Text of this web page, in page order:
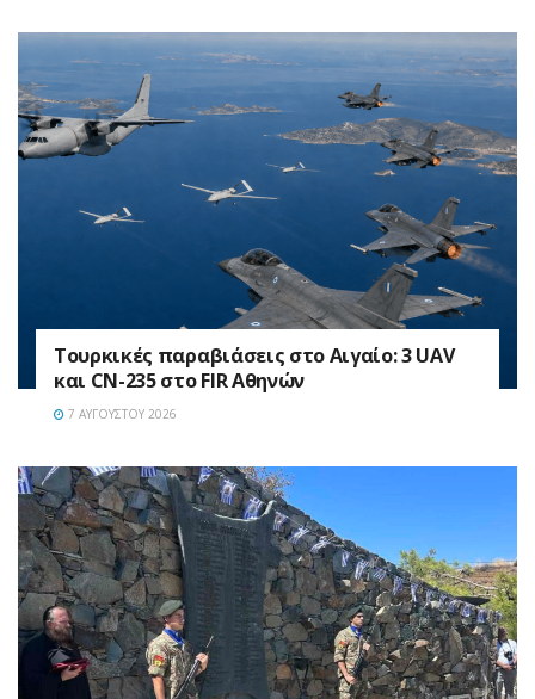
Τουρκικές παραβιάσεις στο Αιγαίο: 3 UAV
και CN-235 στο FIR Αθηνών
7 ΑΥΓΟΎΣΤΟΥ 2026